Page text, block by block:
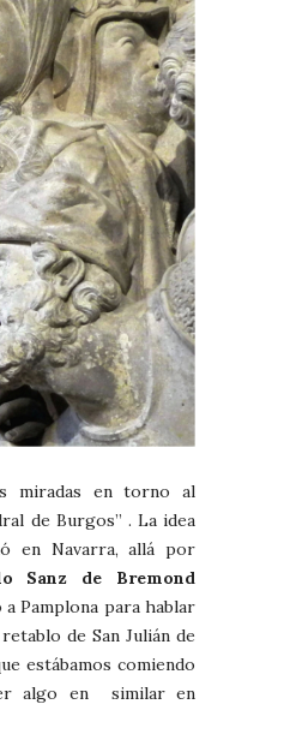
miradas en torno al
de Burgos” . La idea
en Navarra, allá por
Sanz de Bremond
a Pamplona para hablar
de San Julián de
estábamos comiendo
algo en similar en